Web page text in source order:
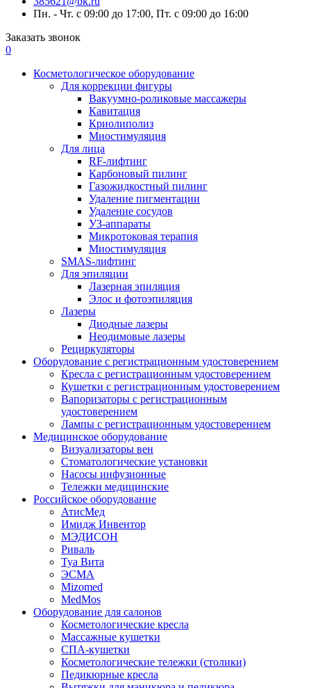
Пн. - Чт. с 09:00 до 17:00, Пт. с 09:00 до 16:00
Заказать звонок
0
Косметологическое оборудование
Для коррекции фигуры
Вакуумно-роликовые массажеры
Кавитация
Криолиполиз
Миостимуляция
Для лица
RF-лифтинг
Карбоновый пилинг
Газожидкостный пилинг
Удаление пигментации
Удаление сосудов
УЗ-аппараты
Микротоковая терапия
Миостимуляция
SMAS-лифтинг
Для эпиляции
Лазерная эпиляция
Элос и фотоэпиляция
Лазеры
Диодные лазеры
Неодимовые лазеры
Рециркуляторы
Оборудование с регистрационным удостоверением
Кресла с регистрационным удостоверением
Кушетки с регистрационным удостоверением
Вапоризаторы с регистрационным
удостоверением
Лампы с регистрационным удостоверением
Медицинское оборудование
Визуализаторы вен
Стоматологические установки
Насосы инфузионные
Тележки медицинские
Российское оборудование
АтисМед
Имидж Инвентор
МЭДИСОН
Риваль
Туа Вита
ЭСМА
Mizomed
MedMos
Оборудование для салонов
Косметологические кресла
Массажные кушетки
СПА-кушетки
Косметологические тележки (столики)
Педикюрные кресла